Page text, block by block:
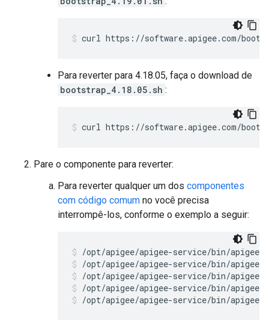
curl https://software.apigee.com/
Para reverter para 4.18.05, faça o download de
bootstrap_4.18.05.sh :
curl https://software.apigee.com/
Pare o componente para reverter:
Para reverter qualquer um dos componentes
com código comum no você precisa
interrompê-los, conforme o exemplo a seguir:
/opt/apigee/apigee-service/bin/apigee-
/opt/apigee/apigee-service/bin/apigee-
/opt/apigee/apigee-service/bin/apigee-
/opt/apigee/apigee-service/bin/apigee-